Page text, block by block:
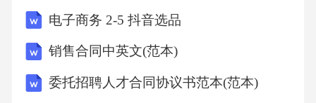
D、几乎是在偶然中产生的，与主流行业的发展
【答案】：B
电子商务 2-5 抖音选品
销售合同中英文(范本)
委托招聘人才合同协议书范本(范本)